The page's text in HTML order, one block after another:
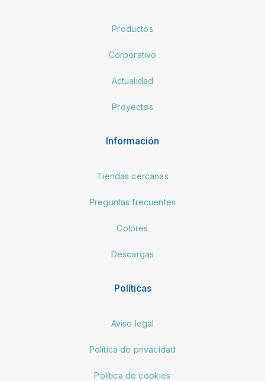
Productos
Corporativo
Actualidad
Proyectos
Información
Tiendas cercanas
Preguntas frecuentes
Colores
Descargas
Políticas
Aviso legal
Política de privacidad
Política de cookies